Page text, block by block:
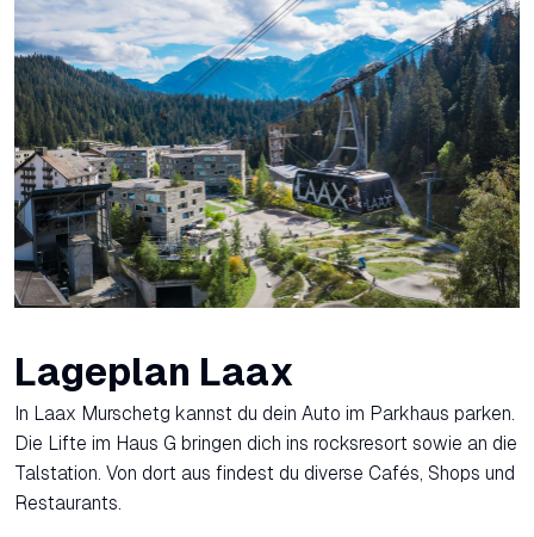
Lageplan Laax
In Laax Murschetg kannst du dein Auto im Parkhaus parken.
Die Lifte im Haus G bringen dich ins rocksresort sowie an die
Talstation. Von dort aus findest du diverse Cafés, Shops und
Restaurants.